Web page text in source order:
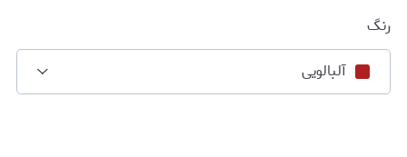
رنگ
آلبالویی